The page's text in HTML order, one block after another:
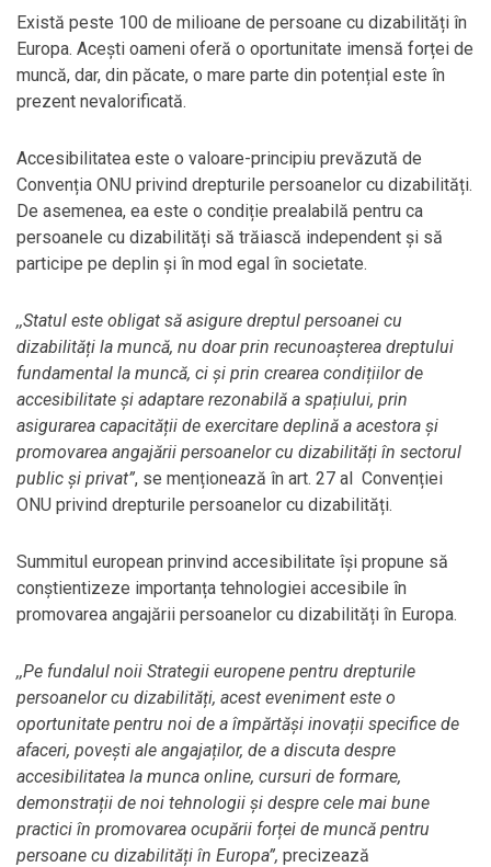
Există peste 100 de milioane de persoane cu dizabilități în
Europa. Acești oameni oferă o oportunitate imensă forței de
muncă, dar, din păcate, o mare parte din potențial este în
prezent nevalorificată.
Accesibilitatea este o valoare-principiu prevăzută de
Convenția ONU privind drepturile persoanelor cu dizabilități.
De asemenea, ea este o condiție prealabilă pentru ca
persoanele cu dizabilități să trăiască independent și să
participe pe deplin și în mod egal în societate.
,,Statul este obligat să asigure dreptul persoanei cu
dizabilități la muncă, nu doar prin recunoașterea dreptului
fundamental la muncă, ci și prin crearea condițiilor de
accesibilitate și adaptare rezonabilă a spațiului, prin
asigurarea capacității de exercitare deplină a acestora și
promovarea angajării persoanelor cu dizabilități în sectorul
public și privat”, se menționează în art. 27 al Convenției
ONU privind drepturile persoanelor cu dizabilități.
Summitul european prinvind accesibilitate își propune să
conștientizeze importanța tehnologiei accesibile în
promovarea angajării persoanelor cu dizabilități în Europa.
,,Pe fundalul noii Strategii europene pentru drepturile
persoanelor cu dizabilități, acest eveniment este o
oportunitate pentru noi de a împărtăși inovații specifice de
afaceri, povești ale angajaților, de a discuta despre
accesibilitatea la munca online, cursuri de formare,
demonstrații de noi tehnologii și despre cele mai bune
practici în promovarea ocupării forței de muncă pentru
persoane cu dizabilități în Europa”, precizează